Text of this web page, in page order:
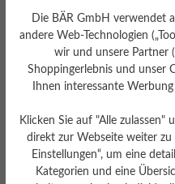
Passform
Schlanke Passform
Die BÄR GmbH verwendet
andere Web-Technologien
wir und unsere Partner
Shoppingerlebnis und unser
Ihnen interessante
Klicken Sie auf "Alle zulassen"
direkt zur Webseite weiter zu
Einstellungen“, um eine
Kategorien und eine